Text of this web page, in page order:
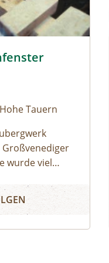
Tauern
wurde viel
Die